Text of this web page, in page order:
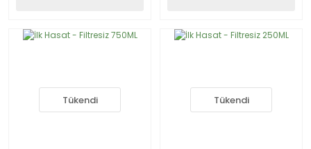
Tükendi Tükendi